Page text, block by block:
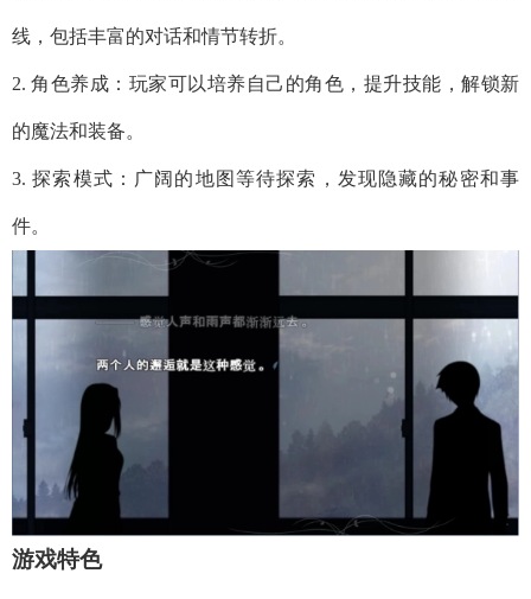
线，包括丰富的对话和情节转折。
2. 角色养成：玩家可以培养自己的角色，提升技能，解锁新
的魔法和装备。
3. 探索模式：广阔的地图等待探索，发现隐藏的秘密和事
件。
游戏特色